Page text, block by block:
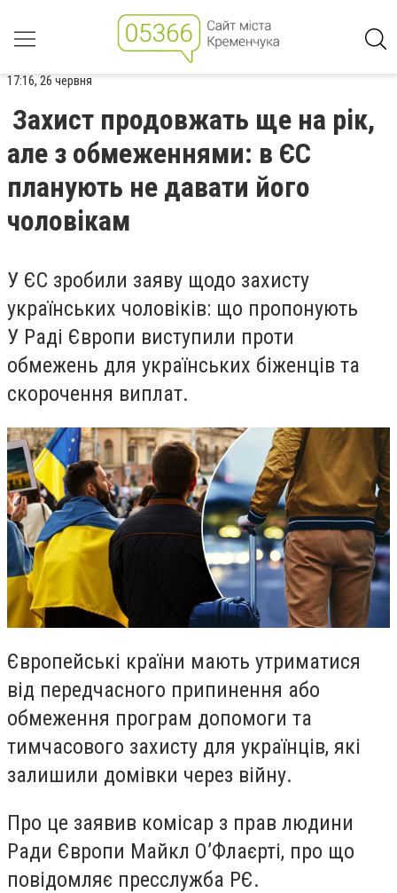
17:16, 26 червня
Захист продовжать ще на рік,
але з обмеженнями: в ЄС
планують не давати його
чоловікам
У ЄС зробили заяву щодо захисту
українських чоловіків: що пропонують
У Раді Європи виступили проти
обмежень для українських біженців та
скорочення виплат.
Європейські країни мають утриматися
від передчасного припинення або
обмеження програм допомоги та
тимчасового захисту для українців, які
залишили домівки через війну.
Про це заявив комісар з прав людини
Ради Європи Майкл О’Флаєрті, про що
повідомляє пресслужба РЄ.